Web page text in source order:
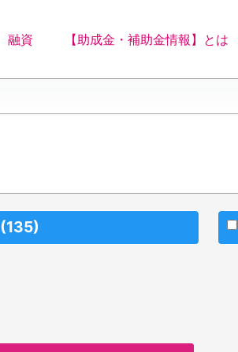
融資 【助成金・補助金情報】とは
(135)